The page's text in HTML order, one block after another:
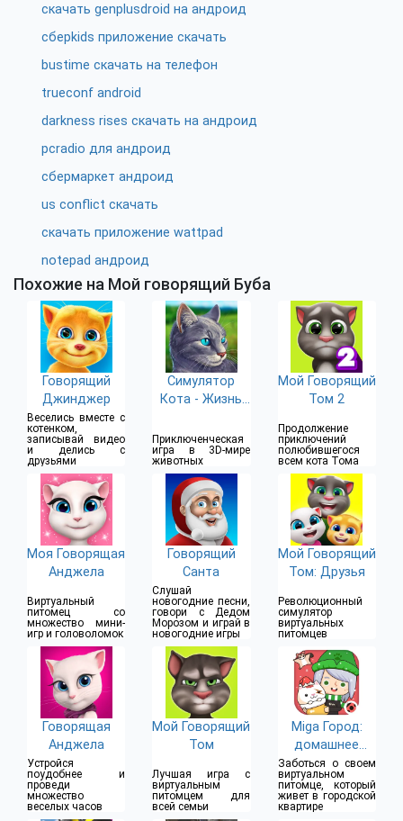
скачать genplusdroid на андроид
сберkids приложение скачать
bustime скачать на телефон
trueconf android
darkness rises скачать на андроид
pcradio для андроид
сбермаркет андроид
us conflict скачать
скачать приложение wattpad
notepad андроид
Похожие на Мой говорящий Буба
Говорящий
Джинджер
Веселись вместе с
котенком,
записывай видео
и делись с
друзьями
Симулятор
Кота - Жизнь
Приключенческая
игра в 3D-мире
животных
Мой Говорящий
Том 2
Продолжение
приключений
полюбившегося
всем кота Тома
Моя Говорящая
Анджела
Виртуальный
питомец со
множество мини-
игр и головоломок
Говорящий
Санта
Слушай
новогодние песни,
говори с Дедом
Морозом и играй в
новогодние игры
Мой Говорящий
Том: Друзья
Революционный
симулятор
виртуальных
питомцев
Говорящая
Анджела
Устройся
поудобнее и
проведи
множество
веселых часов
Мой Говорящий
Том
Лучшая игра с
виртуальным
питомцем для
всей семьи
Miga Город:
домашнее
животное
Заботься о своем
виртуальном
питомце, который
живет в городской
квартире